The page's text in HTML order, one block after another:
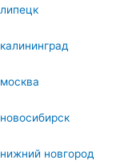
липецк
калининград
москва
новосибирск
нижний новгород